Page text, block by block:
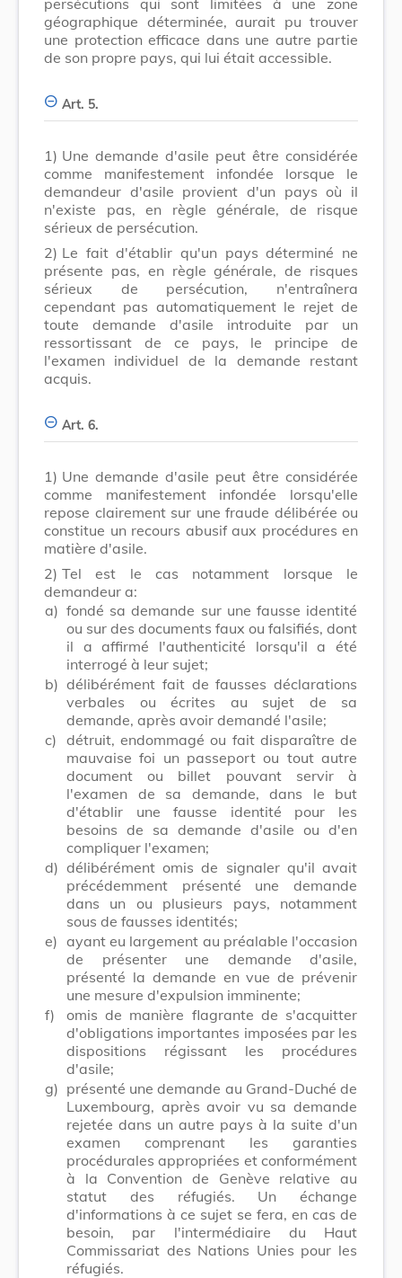
géographique déterminée, aurait pu trouver
une protection efficace dans une autre partie
de son propre pays, qui lui était accessible.
Art. 5.
1) Une demande d'asile peut être considérée
comme manifestement infondée lorsque le
demandeur d'asile provient d'un pays où il
n'existe pas, en règle générale, de risque
sérieux de persécution.
2) Le fait d'établir qu'un pays déterminé ne
présente pas, en règle générale, de risques
sérieux de persécution, n'entraînera
cependant pas automatiquement le rejet de
toute demande d'asile introduite par un
ressortissant de ce pays, le principe de
l'examen individuel de la demande restant
acquis.
Art. 6.
1) Une demande d'asile peut être considérée
comme manifestement infondée lorsqu'elle
repose clairement sur une fraude délibérée ou
constitue un recours abusif aux procédures en
matière d'asile.
2) Tel est le cas notamment lorsque le
demandeur a:
a) fondé sa demande sur une fausse identité
ou sur des documents faux ou falsifiés, dont
il a affirmé l'authenticité lorsqu'il a été
interrogé à leur sujet;
b) délibérément fait de fausses déclarations
verbales ou écrites au sujet de sa
demande, après avoir demandé l'asile;
c) détruit, endommagé ou fait disparaître de
mauvaise foi un passeport ou tout autre
document ou billet pouvant servir à
l'examen de sa demande, dans le but
d'établir une fausse identité pour les
besoins de sa demande d'asile ou d'en
compliquer l'examen;
d) délibérément omis de signaler qu'il avait
précédemment présenté une demande
dans un ou plusieurs pays, notamment
sous de fausses identités;
e) ayant eu largement au préalable l'occasion
de présenter une demande d'asile,
présenté la demande en vue de prévenir
une mesure d'expulsion imminente;
f)
omis de manière flagrante de s'acquitter
d'obligations importantes imposées par les
dispositions régissant les procédures
d'asile;
g) présenté une demande au Grand-Duché de
Luxembourg, après avoir vu sa demande
rejetée dans un autre pays à la suite d'un
examen comprenant les garanties
procédurales appropriées et conformément
à la Convention de Genève relative au
statut des réfugiés. Un échange
d'informations à ce sujet se fera, en cas de
besoin, par l'intermédiaire du Haut
Commissariat des Nations Unies pour les
réfugiés.